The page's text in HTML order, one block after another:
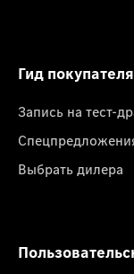
Гид покупателя
Запись на тест-
Выбрать дилера